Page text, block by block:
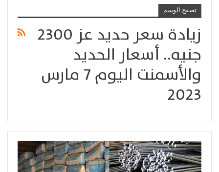
تصفح الوسم
زيادة سعر حديد عز 2300
جنيه.. أسعار الحديد
والأسمنت اليوم 7 مارس
2023